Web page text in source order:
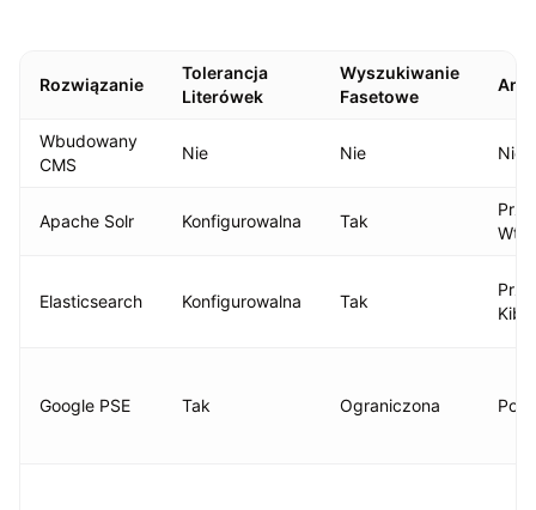
Rozwiązanie
Tolerancja
Literówek
Wyszukiwanie
Fasetowe
Wbudowany
CMS
Nie Nie Nie
Apache Solr Konfigurowalna Tak
Elasticsearch Konfigurowalna Tak
Google PSE Tak Ograniczona